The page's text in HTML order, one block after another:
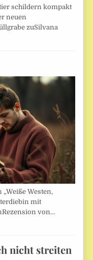
schildern kompakt
neuen
zuSilvana
Westen,
mit
von…
nicht streiten